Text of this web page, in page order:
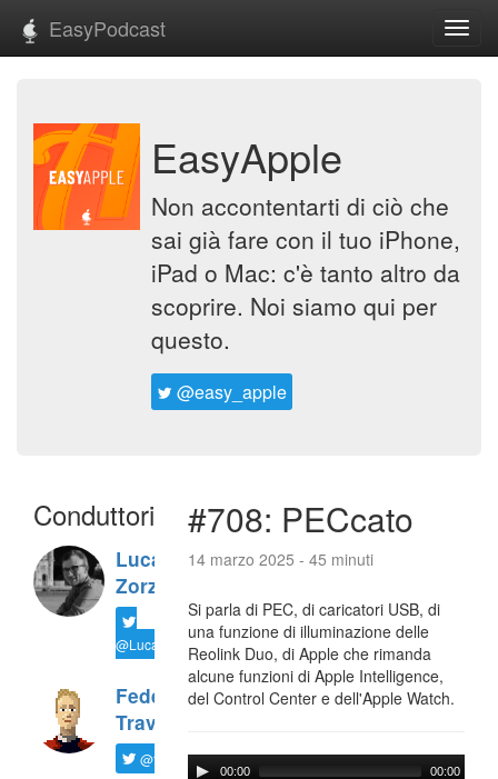
EasyPodcast
EasyApple
Non accontentarti di ciò che
sai già fare con il tuo iPhone,
iPad o Mac: c'è tanto altro da
scoprire. Noi siamo qui per
questo.
@easy_apple
Conduttori
Luca
Zorzi
@LucaTNT
Federico
Travaini
@ftrava
#708: PECcato
14 marzo 2025 - 45 minuti
Si parla di PEC, di caricatori USB, di
una funzione di illuminazione delle
Reolink Duo, di Apple che rimanda
alcune funzioni di Apple Intelligence,
del Control Center e dell'Apple Watch.
00:00 00:00